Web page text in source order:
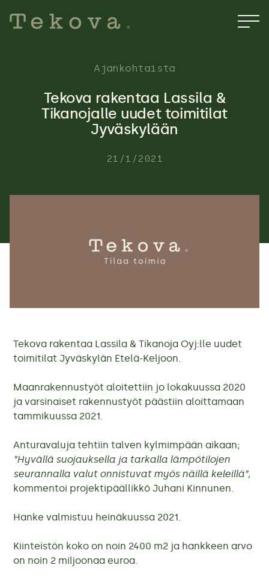
Ajankohtaista
Tekova rakentaa Lassila &
Tikanojalle uudet toimitilat
Jyväskylään
21/1/2021
Tekova rakentaa Lassila & Tikanoja Oyj:lle uudet
toimitilat Jyväskylän Etelä-Keljoon.
Maanrakennustyöt aloitettiin jo lokakuussa 2020
ja varsinaiset rakennustyöt päästiin aloittamaan
tammikuussa 2021.
Anturavaluja tehtiin talven kylmimpään aikaan;
”Hyvällä suojauksella ja tarkalla lämpötilojen
seurannalla valut onnistuvat myös näillä keleillä”,
kommentoi projektipäällikkö Juhani Kinnunen.
Hanke valmistuu heinäkuussa 2021.
Kiinteistön koko on noin 2400 m2 ja hankkeen arvo
on noin 2 miljoonaa euroa.